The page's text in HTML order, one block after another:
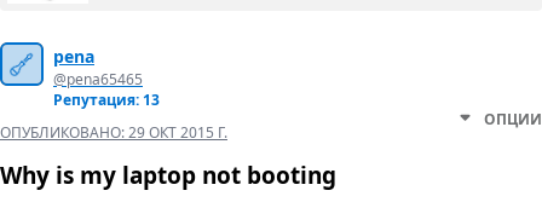
pena
@pena65465
Репутация: 13
ОПУБЛИКОВАНО:29 ОКТ 2015 Г.
ОПЦИИ
Why is my laptop not booting